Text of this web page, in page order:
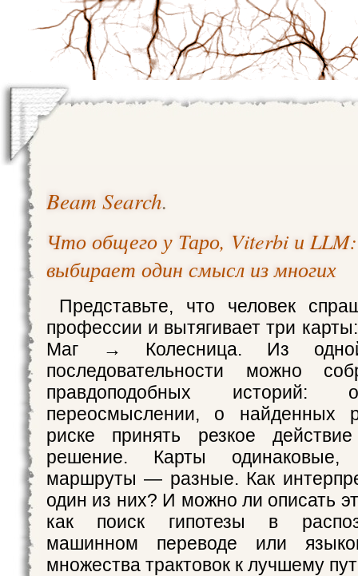
Beam Search.
Что общего у Таро, Viterbi и
выбирает один смысл из многих
Представьте, что человек
профессии и вытягивает три
Маг → Колесница. Из
последовательности можно
правдоподобных
переосмыслении, о найденных
риске принять резкое
решение. Карты
маршруты — разные. Как
один из них? И можно ли описать
как поиск гипотезы в
машинном переводе или
множества трактовок к лучшему